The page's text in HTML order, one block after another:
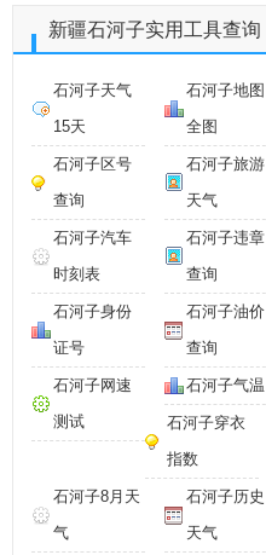
新疆石河子实用工具查询
石河子天气
15天
石河子地图
全图
石河子区号
查询
石河子旅游
天气
石河子汽车
时刻表
石河子违章
查询
石河子身份
证号
石河子油价
查询
石河子网速
测试
石河子气温
石河子穿衣
指数
石河子历史
天气
石河子8月天
气